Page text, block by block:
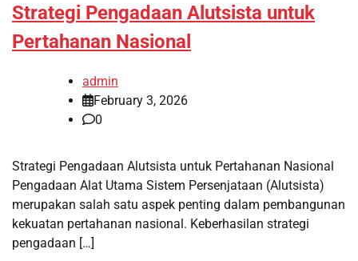
Strategi Pengadaan Alutsista untuk
Pertahanan Nasional
admin
February 3, 2026
0
Strategi Pengadaan Alutsista untuk Pertahanan Nasional
Pengadaan Alat Utama Sistem Persenjataan (Alutsista)
merupakan salah satu aspek penting dalam pembangunan
kekuatan pertahanan nasional. Keberhasilan strategi
pengadaan […]